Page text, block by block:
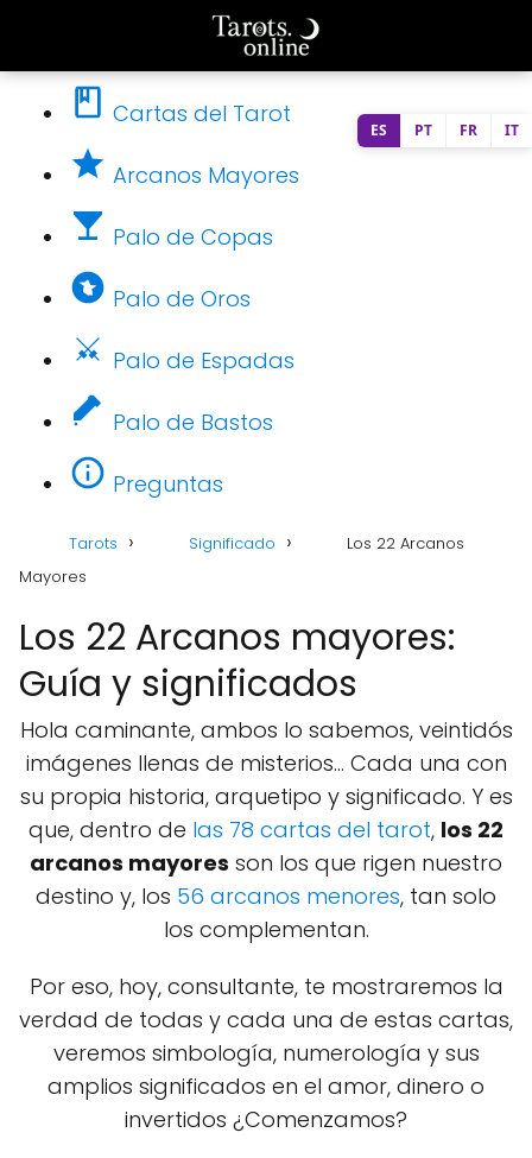
Cartas del Tarot
Arcanos Mayores
Palo de Copas
Palo de Oros
Palo de Espadas
Palo de Bastos
Preguntas
Tarots Significado
Los 22 Arcanos
Mayores
Los 22 Arcanos mayores:
Guía y significados
Hola caminante, ambos lo sabemos, veintidós
imágenes llenas de misterios... Cada una con
su propia historia, arquetipo y significado. Y es
que, dentro de las 78 cartas del tarot, los 22
arcanos mayores son los que rigen nuestro
destino y, los 56 arcanos menores, tan solo
los complementan.
Por eso, hoy, consultante, te mostraremos la
verdad de todas y cada una de estas cartas,
veremos simbología, numerología y sus
amplios significados en el amor, dinero o
invertidos ¿Comenzamos?
ES PT FR IT